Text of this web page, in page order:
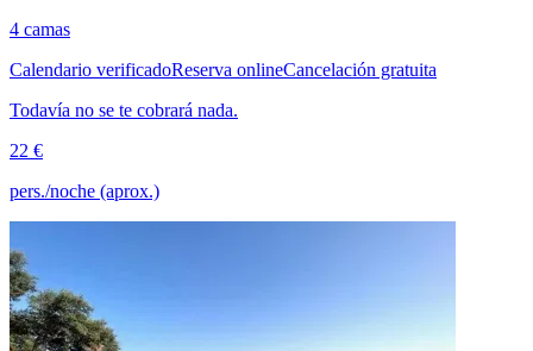
4 camas
Calendario verificadoReserva onlineCancelación gratuita
Todavía no se te cobrará nada.
22 €
pers./noche (aprox.)